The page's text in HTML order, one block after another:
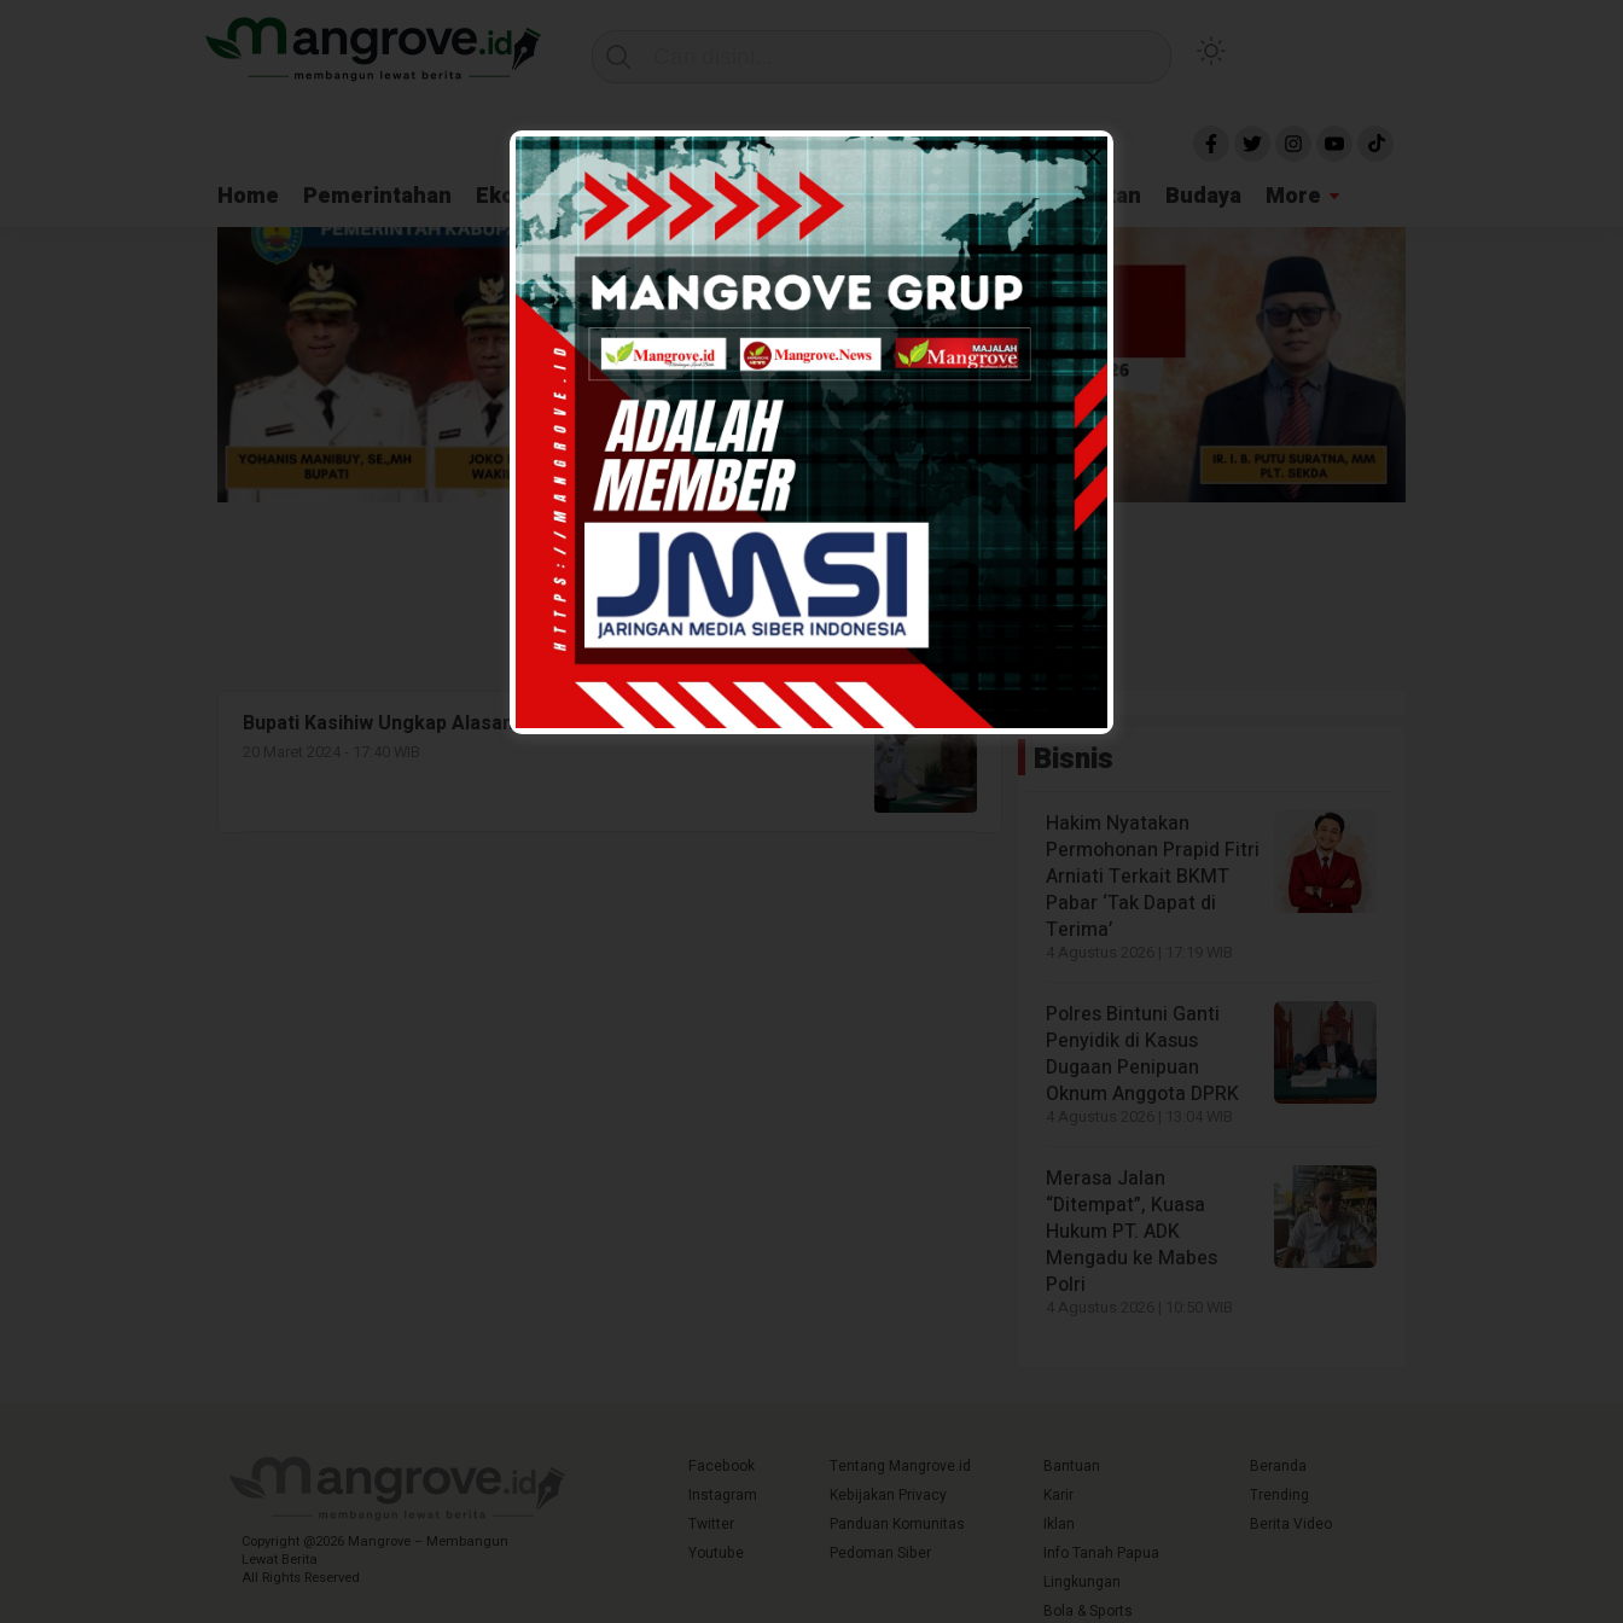
Home Pemerintahan Ekonomi & Bisnis Info Tanah Papua Kesehatan Pendidikan Budaya More
Support by
RSP Babo
Bupati Kasihiw Ungkap Alasan RSP Babo Dibangun
Bisnis
Hakim Nyatakan
Permohonan Prapid Fitri
Arniati Terkait BKMT
Pabar ‘Tak Dapat di
Terima’
Polres Bintuni Ganti
Penyidik di Kasus
Dugaan Penipuan
Oknum Anggota DPRK
Merasa Jalan
“Ditempat”, Kuasa
Hukum PT. ADK
Mengadu ke Mabes
Polri
Copyright @2026 Mangrove – Membangun
Lewat Berita
All Rights Reserved
Facebook
Instagram
Twitter
Youtube
Tentang Mangrove.id
Kebijakan Privacy
Panduan Komunitas
Pedoman Siber
Bantuan
Karir
Iklan
Info Tanah Papua
Lingkungan
Bola & Sports
Beranda
Trending
Berita Video